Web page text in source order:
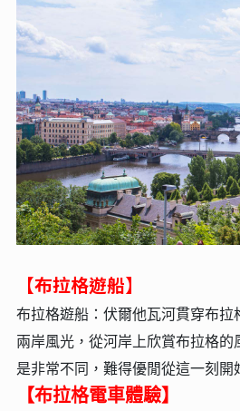
【布拉格遊船】
布拉格遊船：伏爾他瓦河貫穿布拉
兩岸風光，從河岸上欣賞布拉格的
是非常不同，難得優閒從這一刻開
【布拉格電車體驗】